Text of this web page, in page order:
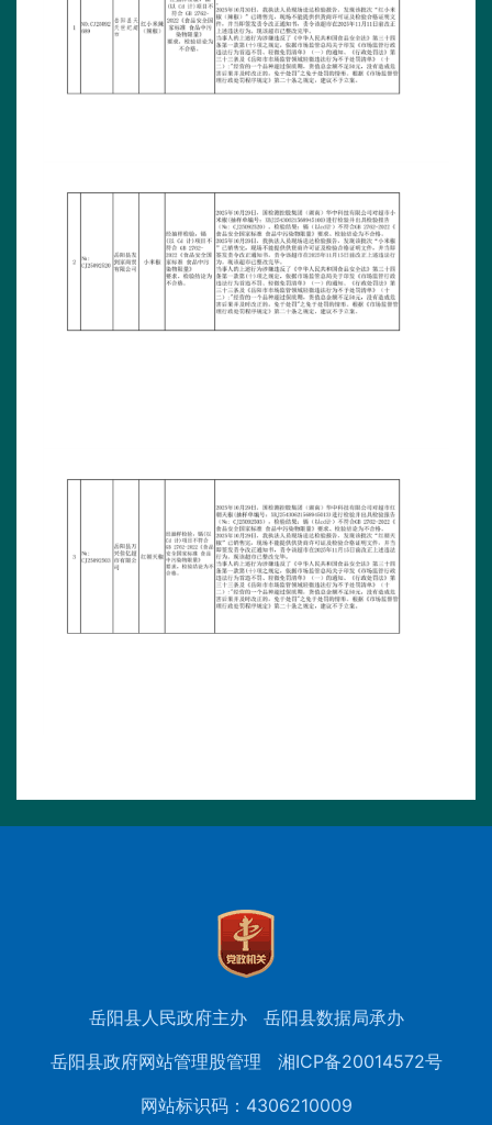
岳阳县人民政府主办
岳阳县数据局承办
岳阳县政府网站管理股管理
湘ICP备20014572号
网站标识码：4306210009